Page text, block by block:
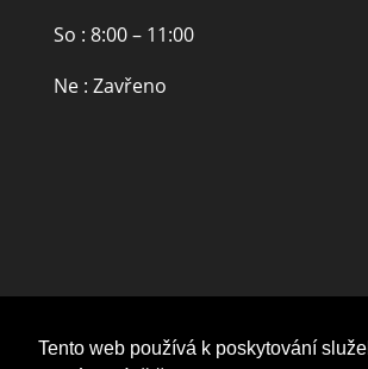
Tento web používá k poskytování
So : 8:00 – 11:00
Ne : Zavřeno